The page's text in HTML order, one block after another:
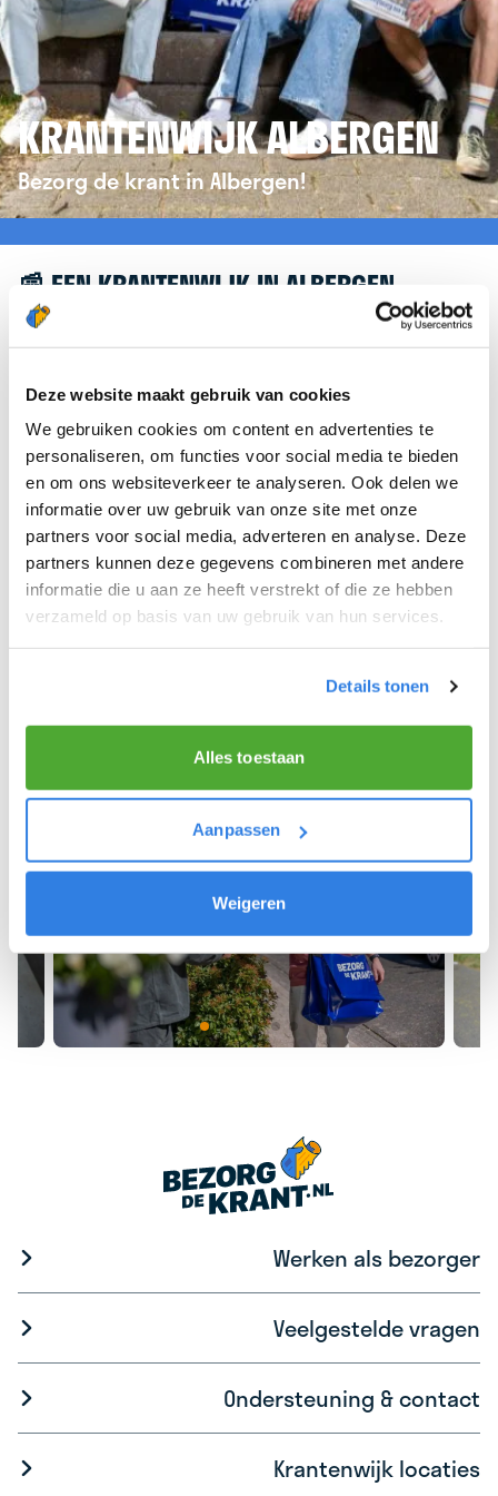
Deze website maakt gebruik van cookies
We gebruiken cookies om content en advertenties te
personaliseren, om functies voor social media te bieden
en om ons websiteverkeer te analyseren. Ook delen we
informatie over uw gebruik van onze site met onze
partners voor social media, adverteren en analyse. Deze
partners kunnen deze gegevens combineren met andere
informatie die u aan ze heeft verstrekt of die ze hebben
verzameld op basis van uw gebruik van hun services.
Details tonen
Alles toestaan
Aanpassen
Weigeren
KRANTENWIJK ALBERGEN
Bezorg de krant in Albergen!
📰 EEN KRANTENWIJK IN ALBERGEN
Leuk dat je geïnteresseerd bent in een
verwijzen we je graag door naar de website van
krantenbezorgen.nl . Daar kun je je eenvoudig
aanmelden om de krant te bezorgen in Albergen.
We hopen dat je snel aan de slag kunt en wensen
je veel succes! 🚴‍♂️💨
Meld je aan als krantenbezorger!
Werken als bezorger
Veelgestelde vragen
Ondersteuning & contact
Krantenwijk locaties